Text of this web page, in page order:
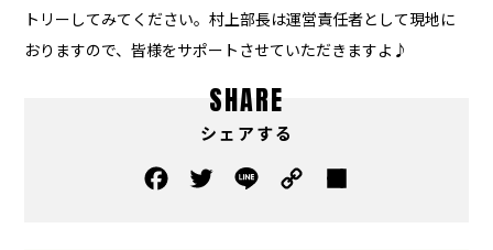
トリーしてみてください。村上部長は運営責任者として現地に
おりますので、皆様をサポートさせていただきますよ♪
SHARE
シェアする